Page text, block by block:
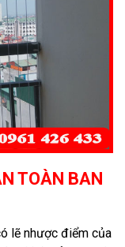
TOÀN BAN
lẽ nhược điểm của